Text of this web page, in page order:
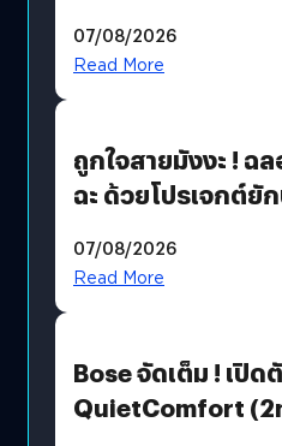
07/08/2026
Read More
ถูกใจสายมังงะ ! ฉ
ฉะ ด้วยโปรเจกต์ยั
มีภาษาไทยด้วย
07/08/2026
Read More
Bose จัดเต็ม ! เปิด
QuietComfort